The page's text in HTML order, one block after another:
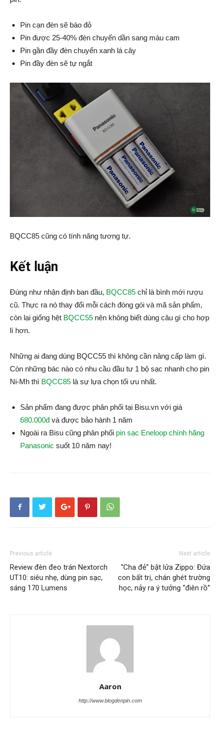
Pin cạn đèn sẽ báo đỏ
Pin được 25-40% đèn chuyển dần sang màu cam
Pin gần đầy đèn chuyển xanh lá cây
Pin đầy đèn sẽ tự ngắt
BQCC85 cũng có tính năng tương tự.
Kết luận
Đúng như nhận định ban đầu, BQCC85 chỉ là bình mới rượu
cũ. Thực ra nó thay đổi mỗi cách đóng gói và mã sản phẩm,
còn lại giống hệt BQCC55 nên không biết dùng câu gì cho hợp
lí hơn.
Những ai đang dùng BQCC55 thì không cần nâng cấp làm gì.
Còn những bác nào có nhu cầu đầu tư 1 bộ sạc nhanh cho pin
Ni-Mh thì BQCC85 là sự lựa chọn tối ưu nhất.
Sản phẩm đang được phân phối tại Bisu.vn với giá
680.000đvà được bảo hành 1 năm
Ngoài ra Bisu cũng phân phối pin sạc Eneloop chính hãng
Panasonic suốt 10 năm nay!
Previous article
Review đèn đeo trán Nextorch
UT10: siêu nhẹ, dùng pin sạc,
sáng 170 Lumens
Next article
“Cha đẻ” bật lửa Zippo: Đứa
con bất trị, chán ghét trường
học, nảy ra ý tưởng “điên rồ”
Aaron
http://www.blogdenpin.com